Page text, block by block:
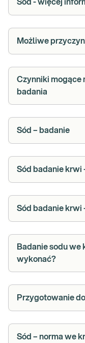
Sód - więcej
Możliwe
Czynniki mogące
badania
Sód – badanie
Sód badanie krwi
Sód badanie krwi
Badanie sodu
wykonać?
Przygotowanie
Sód – norma we